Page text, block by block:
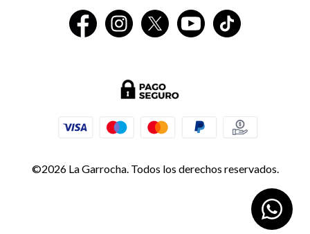
©2026 La Garrocha. Todos los derechos reservados.